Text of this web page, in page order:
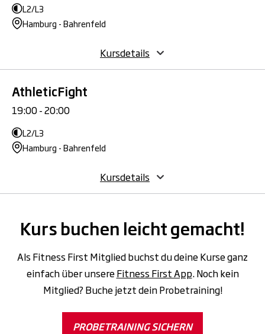
L2/L3
Hamburg - Bahrenfeld
Kursdetails
AthleticFight
19:00 - 20:00
L2/L3
Hamburg - Bahrenfeld
Kursdetails
Kurs buchen leicht gemacht!
Als Fitness First Mitglied buchst du deine Kurse ganz
einfach über unsereFitness First App. Noch kein
Mitglied? Buche jetzt dein Probetraining!
PROBETRAINING SICHERN